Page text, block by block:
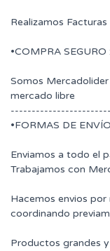
Realizamos
•COMPRA SEGURO :
Somos
mercado libre
•FORMAS DE ENVÍO
Enviamos a todo el
Trabajamos con
Hacemos envios
coordinando
Productos grandes